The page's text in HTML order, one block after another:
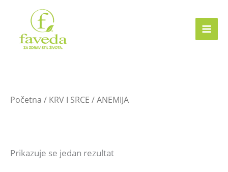
content
Početna / KRV I SRCE / ANEMIJA
Prikazuje se jedan rezultat